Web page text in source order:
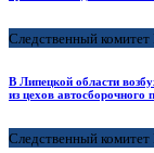
Следственный
В Липецкой области
из цехов автосборочного
Следственный